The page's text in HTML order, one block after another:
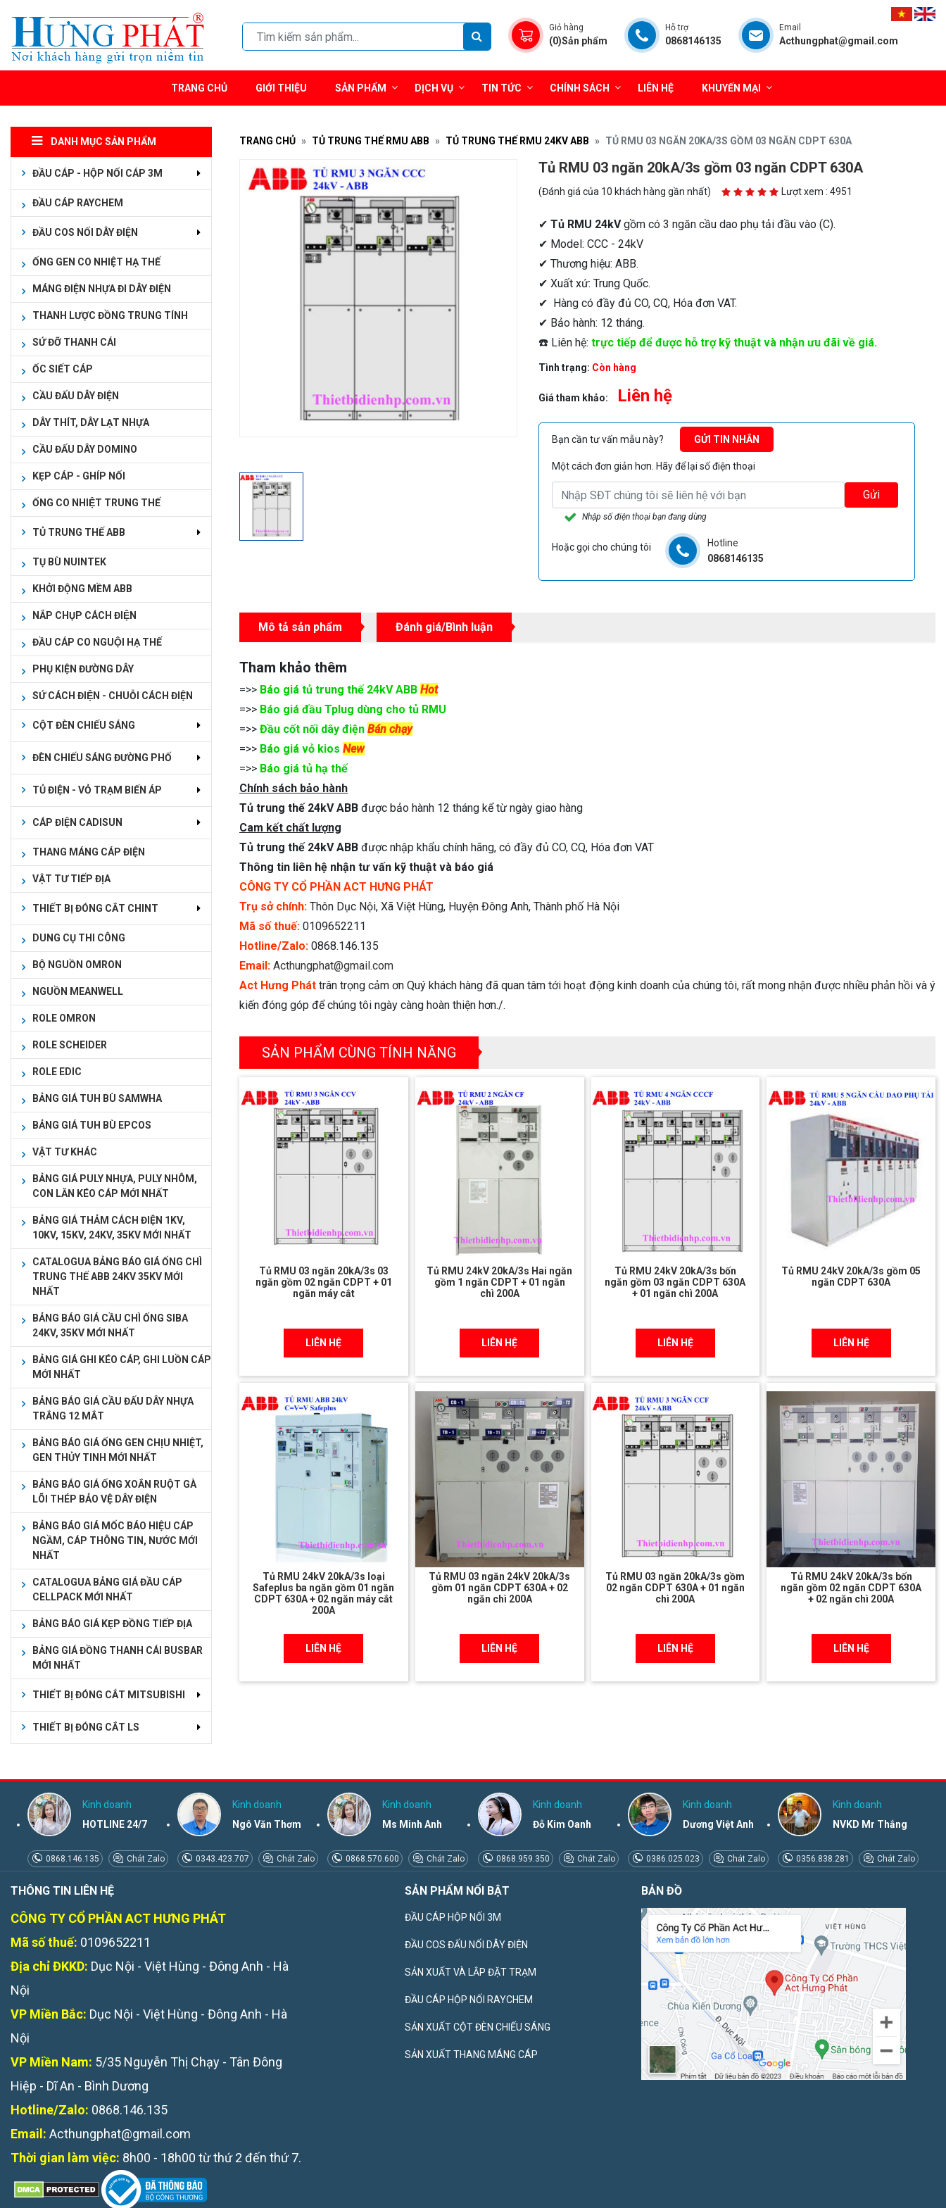
Giỏ hàng
(0)Sản phẩm
Hỗ trợ
0868146135
Email
Acthungphat@gmail.com
TRANG CHỦ GIỚI THIỆU SẢN PHẨM DỊCH VỤ TIN TỨC CHÍNH SÁCH LIÊN HỆ KHUYẾN MẠI
DANH MỤC SẢN PHẨM
ĐẦU CÁP - HỘP NỐI CÁP 3M
ĐẦU CÁP RAYCHEM
ĐẦU COS NỐI DÂY ĐIỆN
ỐNG GEN CO NHIỆT HẠ THẾ
MÁNG ĐIỆN NHỰA ĐI DÂY ĐIỆN
THANH LƯỢC ĐỒNG TRUNG TÍNH
SỨ ĐỠ THANH CÁI
ỐC SIẾT CÁP
CẦU ĐẤU DÂY ĐIỆN
DÂY THÍT, DÂY LẠT NHỰA
CẦU ĐẤU DÂY DOMINO
KẸP CÁP - GHÍP NỐI
ỐNG CO NHIỆT TRUNG THẾ
TỦ TRUNG THẾ ABB
TỤ BÙ NUINTEK
KHỞI ĐỘNG MỀM ABB
NẮP CHỤP CÁCH ĐIỆN
ĐẦU CÁP CO NGUỘI HẠ THẾ
PHỤ KIỆN ĐƯỜNG DÂY
SỨ CÁCH ĐIỆN - CHUỖI CÁCH ĐIỆN
CỘT ĐÈN CHIẾU SÁNG
ĐÈN CHIẾU SÁNG ĐƯỜNG PHỐ
TỦ ĐIỆN - VỎ TRẠM BIẾN ÁP
CÁP ĐIỆN CADISUN
THANG MÁNG CÁP ĐIỆN
VẬT TƯ TIẾP ĐỊA
THIẾT BỊ ĐÓNG CẮT CHINT
DUNG CỤ THI CÔNG
BỘ NGUỒN OMRON
NGUỒN MEANWELL
ROLE OMRON
ROLE SCHEIDER
ROLE EDIC
BẢNG GIÁ TUH BÙ SAMWHA
BẢNG GIÁ TUH BÙ EPCOS
VẬT TƯ KHÁC
BẢNG GIÁ PULY NHỰA, PULY NHÔM,
CON LĂN KÉO CÁP MỚI NHẤT
BẢNG GIÁ THẢM CÁCH ĐIỆN 1KV,
10KV, 15KV, 24KV, 35KV MỚI NHẤT
CATALOGUA BẢNG BÁO GIÁ ỐNG CHÌ
TRUNG THẾ ABB 24KV 35KV MỚI
NHẤT
BẢNG BÁO GIÁ CẦU CHÌ ỐNG SIBA
24KV, 35KV MỚI NHẤT
BẢNG GIÁ GHI KÉO CÁP, GHI LUỒN CÁP
MỚI NHẤT
BẢNG BÁO GIÁ CẦU ĐẤU DÂY NHỰA
TRẮNG 12 MẮT
BẢNG BÁO GIÁ ỐNG GEN CHỊU NHIỆT,
GEN THỦY TINH MỚI NHẤT
BẢNG BÁO GIÁ ỐNG XOẮN RUỘT GÀ
LÕI THÉP BẢO VỆ DÂY ĐIỆN
BẢNG BÁO GIÁ MỐC BÁO HIỆU CÁP
NGẦM, CÁP THÔNG TIN, NƯỚC MỚI
NHẤT
CATALOGUA BẢNG GIÁ ĐẦU CÁP
CELLPACK MỚI NHẤT
BẢNG BÁO GIÁ KẸP ĐỒNG TIẾP ĐỊA
BẢNG GIÁ ĐỒNG THANH CÁI BUSBAR
MỚI NHẤT
THIẾT BỊ ĐÓNG CẮT MITSUBISHI
THIẾT BỊ ĐÓNG CẮT LS
TRANG CHỦ TỦ TRUNG THẾ RMU ABB TỦ TRUNG THẾ RMU 24KV ABB TỦ RMU 03 NGĂN 20KA/3S GỒM 03 NGĂN CDPT 630A
Tủ RMU 03 ngăn 20kA/3s gồm 03 ngăn CDPT 630A
(Đánh giá của 10 khách hàng gần nhất) Lượt xem : 4951
✔ Tủ RMU 24kVgồm có 3 ngăn cầu dao phụ tải đầu vào (C).
✔ Model: CCC - 24kV
✔ Thương hiệu: ABB.
✔ Xuất xứ: Trung Quốc.
✔ Hàng có đầy đủ CO, CQ, Hóa đơn VAT.
✔ Bảo hành: 12 tháng.
☎️ Liên hệ: trực tiếp để được hỗ trợ kỹ thuật và nhận ưu đãi về giá.
Tình trạng: Còn hàng
Giá tham khảo: Liên hệ
Bạn cần tư vấn mẫu này? GỬI TIN NHẮN
Một cách đơn giản hơn. Hãy để lại số điện thoại
Gửi
Nhập số điện thoại bạn đang dùng
Hoặc gọi cho chúng tôi
Hotline
0868146135
Mô tả sản phẩm Đánh giá/Bình luận
Tham khảo thêm
=>> Báo giá tủ trung thế 24kV ABB Hot
=>> Báo giá đầu Tplug dùng cho tủ RMU
=>> Đầu cốt nối dây điện Bán chạy
=>> Báo giá vỏ kios New
=>> Báo giá tủ hạ thế
Chính sách bảo hành
Tủ trung thế 24kV ABB được bảo hành 12 tháng kể từ ngày giao hàng
Cam kết chất lượng
Tủ trung thế 24kV ABB được nhập khẩu chính hãng, có đầy đủ CO, CQ, Hóa đơn VAT
Thông tin liên hệ nhận tư vấn kỹ thuật và báo giá
CÔNG TY CỔ PHẦN ACT HƯNG PHÁT
Trụ sở chính: Thôn Dục Nội, Xã Việt Hùng, Huyện Đông Anh, Thành phố Hà Nội
Mã số thuế: 0109652211
Hotline/Zalo: 0868.146.135
Email: Acthungphat@gmail.com
Act Hưng Phát trân trọng cảm ơn Quý khách hàng đã quan tâm tới hoạt động kinh doanh của chúng tôi, rất mong nhận được nhiều phản hồi và ý
kiến đóng góp để chúng tôi ngày càng hoàn thiện hơn./.
SẢN PHẨM CÙNG TÍNH NĂNG
Tủ RMU 03 ngăn 20kA/3s 03
ngăn gồm 02 ngăn CDPT + 01
ngăn máy cắt
LIÊN HỆ
Tủ RMU 24kV 20kA/3s Hai ngăn
gồm 1 ngăn CDPT + 01 ngăn
chì 200A
LIÊN HỆ
Tủ RMU 24kV 20kA/3s bốn
ngăn gồm 03 ngăn CDPT 630A
+ 01 ngăn chì 200A
LIÊN HỆ
Tủ RMU 24kV 20kA/3s gồm 05
ngăn CDPT 630A
LIÊN HỆ
Tủ RMU 24kV 20kA/3s loại
Safeplus ba ngăn gồm 01 ngăn
CDPT 630A + 02 ngăn máy cắt
200A
LIÊN HỆ
Tủ RMU 03 ngăn 24kV 20kA/3s
gồm 01 ngăn CDPT 630A + 02
ngăn chì 200A
LIÊN HỆ
Tủ RMU 03 ngăn 20kA/3s gồm
02 ngăn CDPT 630A + 01 ngăn
chì 200A
LIÊN HỆ
Tủ RMU 24kV 20kA/3s bốn
ngăn gồm 02 ngăn CDPT 630A
+ 02 ngăn chì 200A
LIÊN HỆ
Kinh doanh
HOTLINE 24/7
0868.146.135 Chát Zalo
Kinh doanh
Ngô Văn Thơm
0343.423.707 Chát Zalo
Kinh doanh
Ms Minh Anh
0868.570.600 Chát Zalo
Kinh doanh
Đỗ Kim Oanh
0868.959.350 Chát Zalo
Kinh doanh
Dương Việt Anh
0386.025.023 Chát Zalo
Kinh doanh
NVKD Mr Thắng
0356.838.281 Chát Zalo
THÔNG TIN LIÊN HỆ
CÔNG TY CỔ PHẦN ACT HƯNG PHÁT
Mã số thuế: 0109652211
Địa chỉ ĐKKD: Dục Nội - Việt Hùng - Đông Anh - Hà
Nội
VP Miền Bắc: Dục Nội - Việt Hùng - Đông Anh - Hà
Nội
VP Miền Nam: 5/35 Nguyễn Thị Chạy - Tân Đông
Hiệp - Dĩ An - Bình Dương
Hotline/Zalo: 0868.146.135
Email: Acthungphat@gmail.com
Thời gian làm việc: 8h00 - 18h00 từ thứ 2 đến thứ 7.
SẢN PHẨM NỔI BẬT
ĐẦU CÁP HỘP NỐI 3M
ĐẦU COS ĐẤU NỐI DÂY ĐIỆN
SẢN XUẤT VÀ LẮP ĐẶT TRẠM
ĐẦU CÁP HỘP NỐI RAYCHEM
SẢN XUẤT CỘT ĐÈN CHIẾU SÁNG
SẢN XUẤT THANG MÁNG CÁP
BẢN ĐỒ